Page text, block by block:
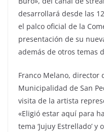
desarrollará desde las
el palco oficial de la
presentación de su
además de otros temas
Franco Melano, director
Municipalidad de San
visita de la artista
«Eligió estar aquí para
tema ‘Jujuy Estrellado’